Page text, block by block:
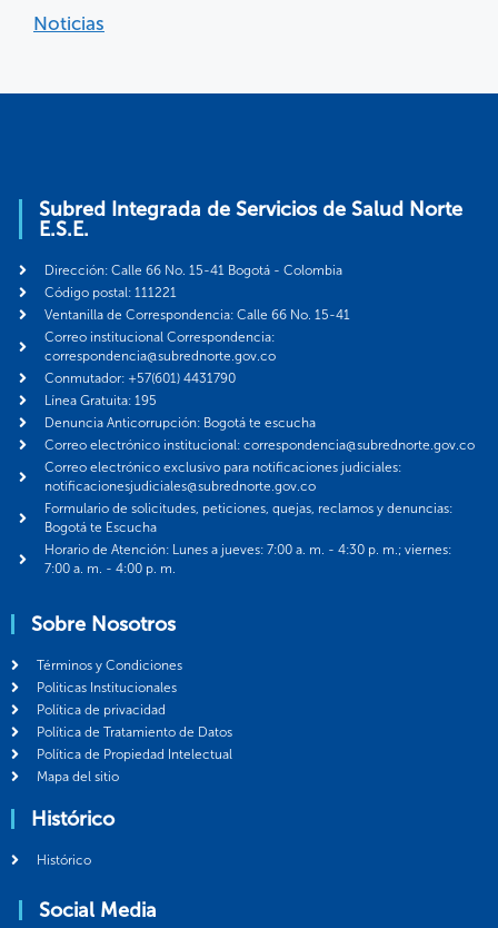
Noticias
Subred Integrada de Servicios de Salud Norte
E.S.E.
Dirección: Calle 66 No. 15-41 Bogotá - Colombia
Código postal: 111221
Ventanilla de Correspondencia: Calle 66 No. 15-41
Correo institucional Correspondencia:
correspondencia@subrednorte.gov.co
Conmutador: +57(601) 4431790
Línea Gratuita: 195
Denuncia Anticorrupción: Bogotá te escucha
Correo electrónico institucional: correspondencia@subrednorte.gov.co
Correo electrónico exclusivo para notificaciones judiciales:
notificacionesjudiciales@subrednorte.gov.co
Formulario de solicitudes, peticiones, quejas, reclamos y denuncias:
Bogotá te Escucha
Horario de Atención: Lunes a jueves: 7:00 a. m. - 4:30 p. m.; viernes:
7:00 a. m. - 4:00 p. m.
Sobre Nosotros
Términos y Condiciones
Politicas Institucionales
Política de privacidad
Política de Tratamiento de Datos
Política de Propiedad Intelectual
Mapa del sitio
Histórico
Histórico
Social Media